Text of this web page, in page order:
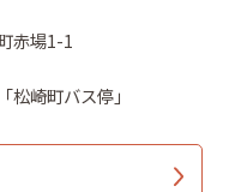
赤場1-1
松崎町バス停」